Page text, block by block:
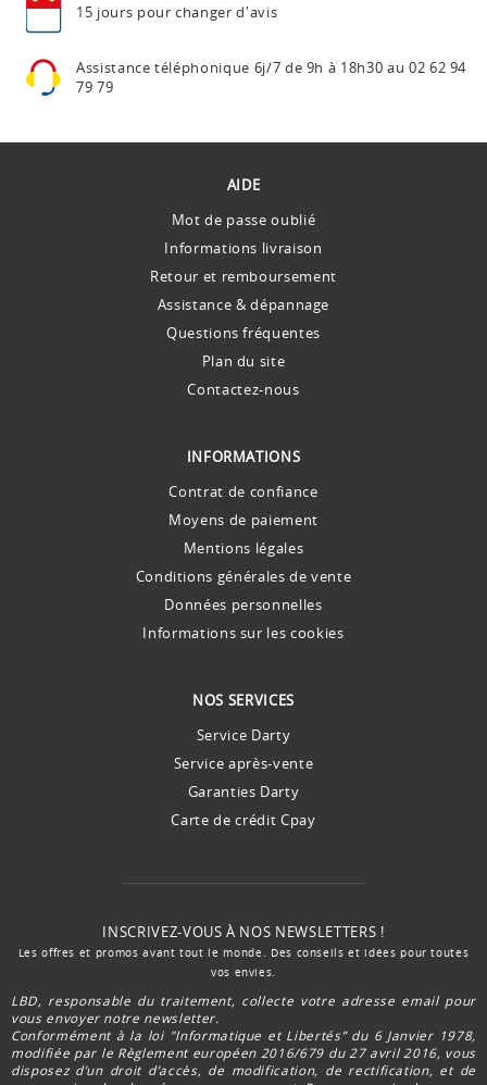
15 jours pour changer d'avis
Assistance téléphonique 6j/7 de 9h à 18h30 au 02 62 94
79 79
AIDE
Mot de passe oublié
Informations livraison
Retour et remboursement
Assistance & dépannage
Questions fréquentes
Plan du site
Contactez-nous
INFORMATIONS
Contrat de confiance
Moyens de paiement
Mentions légales
Conditions générales de vente
Données personnelles
Informations sur les cookies
NOS SERVICES
Service Darty
Service après-vente
Garanties Darty
Carte de crédit Cpay
INSCRIVEZ-VOUS À NOS NEWSLETTERS !
Les offres et promos avant tout le monde. Des conseils et idées pour toutes
vos envies.
LBD, responsable du traitement, collecte votre adresse email pour
vous envoyer notre newsletter.
Conformément à la loi "Informatique et Libertés” du 6 Janvier 1978,
modifiée par le Règlement européen 2016/679 du 27 avril 2016, vous
disposez d’un droit d’accès, de modification, de rectification, et de